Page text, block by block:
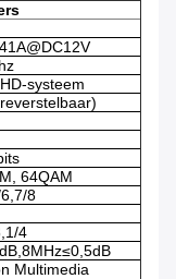
systeem
64QAM
8
4
Multimedia